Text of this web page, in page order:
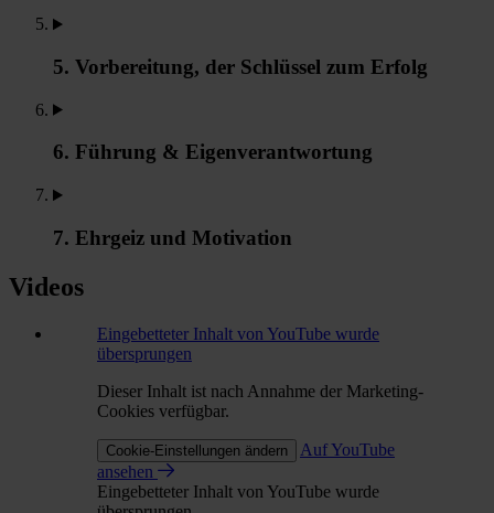
5. Vorbereitung, der Schlüssel zum Erfolg
6. Führung & Eigenverantwortung
7. Ehrgeiz und Motivation
Videos
Eingebetteter Inhalt von YouTube wurde
übersprungen
Dieser Inhalt ist nach Annahme der Marketing-
Cookies verfügbar.
Cookie-Einstellungen ändern
Auf YouTube
ansehen
Eingebetteter Inhalt von YouTube wurde